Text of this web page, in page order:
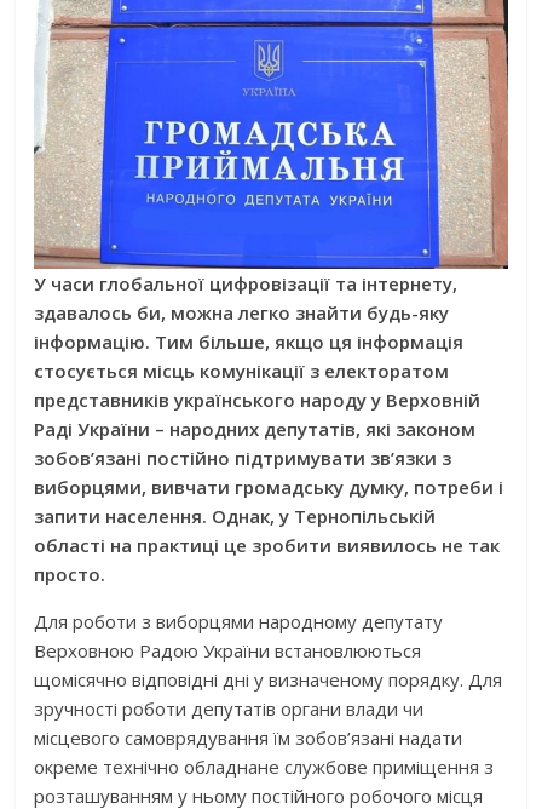
У часи глобальної цифровізації та інтернету,
здавалось би, можна легко знайти будь-яку
інформацію. Тим більше, якщо ця інформація
стосується місць комунікації з електоратом
представників українського народу у Верховній
Раді України – народних депутатів, які законом
зобов’язані постійно підтримувати зв’язки з
виборцями, вивчати громадську думку, потреби і
запити населення. Однак, у Тернопільській
області на практиці це зробити виявилось не так
просто.
Для роботи з виборцями народному депутату
Верховною Радою України встановлюються
щомісячно відповідні дні у визначеному порядку. Для
зручності роботи депутатів органи влади чи
місцевого самоврядування їм зобов’язані надати
окреме технічно обладнане службове приміщення з
розташуванням у ньому постійного робочого місця